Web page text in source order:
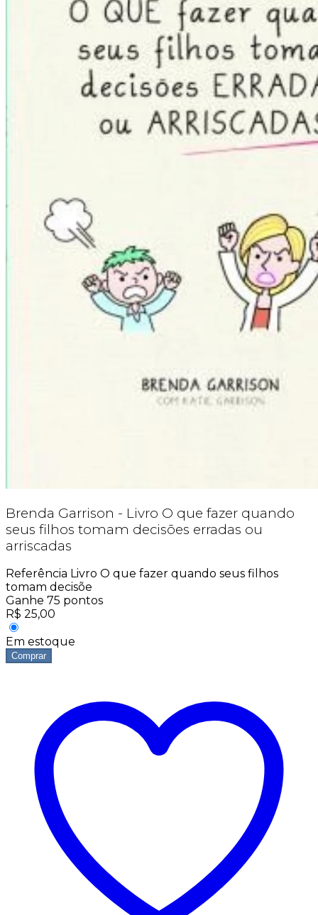
Brenda Garrison - Livro O que fazer quando
seus filhos tomam decisões erradas ou
arriscadas
Referência Livro O que fazer quando seus filhos
tomam decisõe
Ganhe 75 pontos
R$ 25,00
Em estoque
Comprar